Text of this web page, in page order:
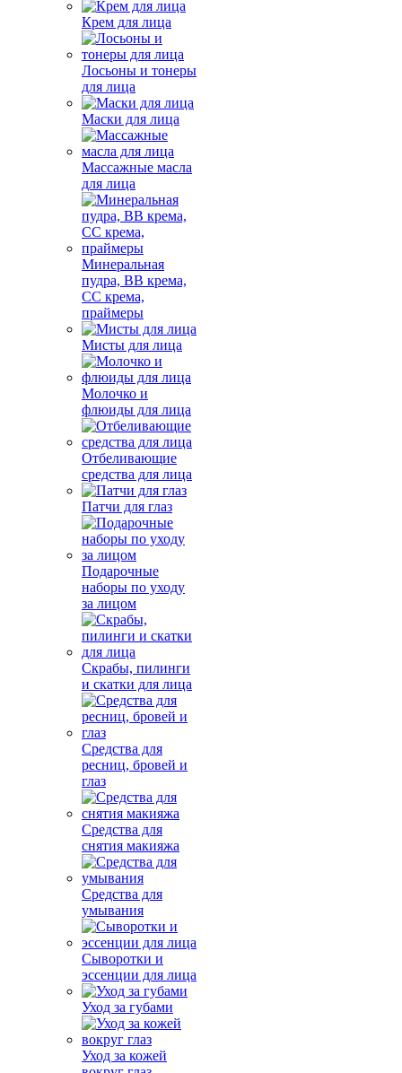
Крем для лица
Лосьоны и тонеры
для лица
Маски для лица
Массажные масла
для лица
Минеральная
пудра, BB крема,
СС крема,
праймеры
Мисты для лица
Молочко и
флюиды для лица
Отбеливающие
средства для лица
Патчи для глаз
Подарочные
наборы по уходу
за лицом
Скрабы, пилинги
и скатки для лица
Средства для
ресниц, бровей и
глаз
Средства для
снятия макияжа
Средства для
умывания
Сыворотки и
эссенции для лица
Уход за губами
Уход за кожей